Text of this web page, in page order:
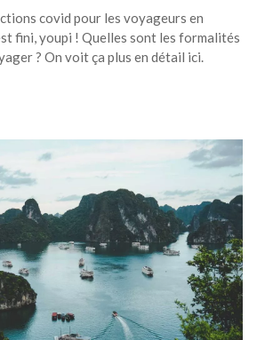
covid pour les voyageurs en
fini, youpi ! Quelles sont les formalités
? On voit ça plus en détail ici.